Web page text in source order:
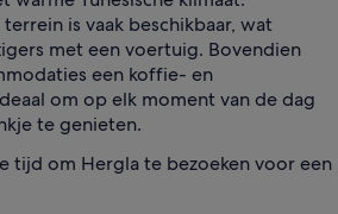
is vaak beschikbaar, wat
met een voertuig. Bovendien
een koffie- en
om op elk moment van de dag
te genieten.
tijd om Hergla te bezoeken voor een